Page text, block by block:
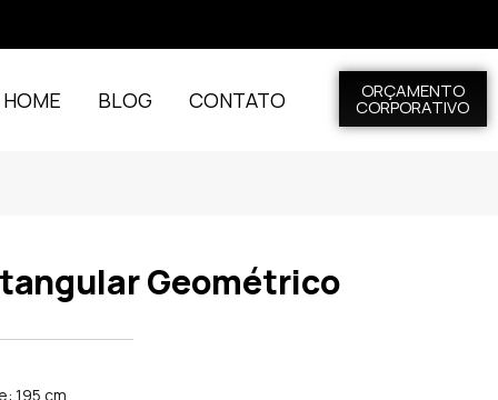
BLOG CONTATO ORÇAMENTO
CORPORATIVO
Geométrico
195 cm